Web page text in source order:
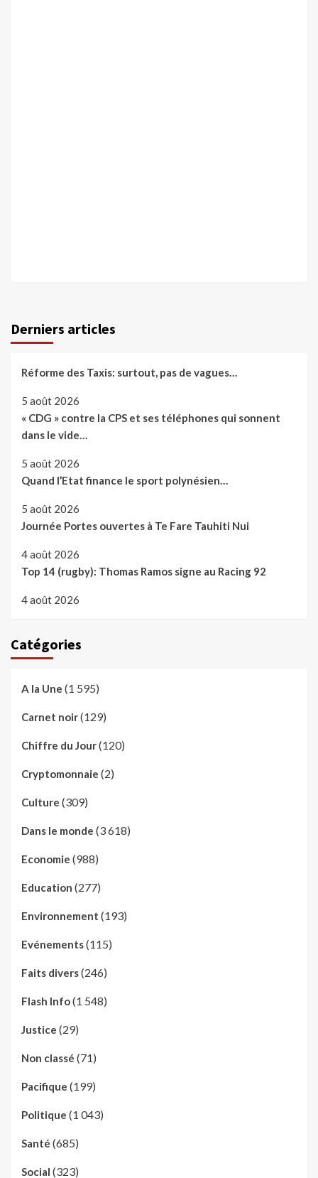
Derniers articles
Réforme des Taxis: surtout, pas de vagues…
5 août 2026
« CDG » contre la CPS et ses téléphones qui sonnent
dans le vide…
5 août 2026
Quand l’Etat finance le sport polynésien…
5 août 2026
Journée Portes ouvertes à Te Fare Tauhiti Nui
4 août 2026
Top 14 (rugby): Thomas Ramos signe au Racing 92
4 août 2026
Catégories
A la Une (1 595)
Carnet noir(129)
Chiffre du Jour(120)
Cryptomonnaie (2)
Culture (309)
Dans le monde (3 618)
Economie (988)
Education (277)
Environnement (193)
Evénements(115)
Faits divers(246)
Flash Info(1 548)
Justice (29)
Non classé (71)
Pacifique (199)
Politique (1 043)
Santé (685)
Social (323)